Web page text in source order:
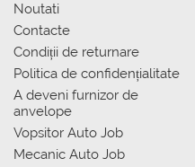
Noutati
Contacte
Condiții de returnare
Politica de confidențialitate
A deveni furnizor de
anvelope
Vopsitor Auto Job
Mecanic Auto Job